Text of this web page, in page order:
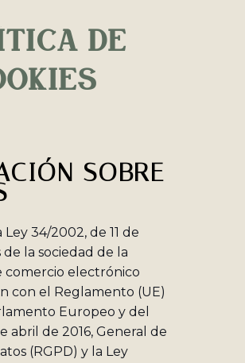
DE
SOBRE
34/2002, de 11 de
de la sociedad de la
comercio electrónico
con el Reglamento (UE)
Europeo y del
abril de 2016, General de
(RGPD) y la Ley